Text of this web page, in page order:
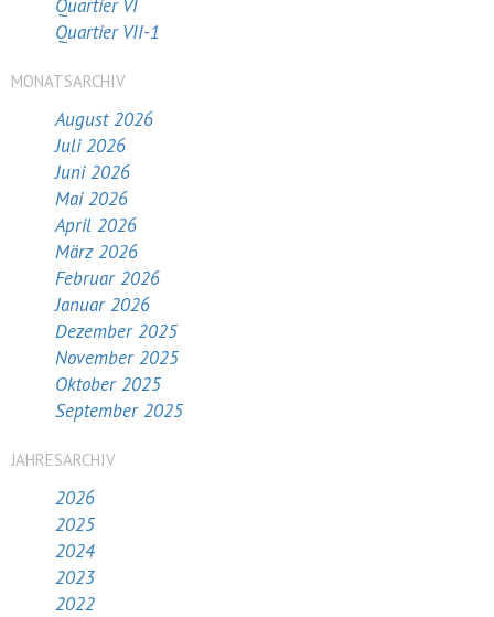
Quartier VI
Quartier VII-1
MONATSARCHIV
August 2026
Juli 2026
Juni 2026
Mai 2026
April 2026
März 2026
Februar 2026
Januar 2026
Dezember 2025
November 2025
Oktober 2025
September 2025
JAHRESARCHIV
2026
2025
2024
2023
2022